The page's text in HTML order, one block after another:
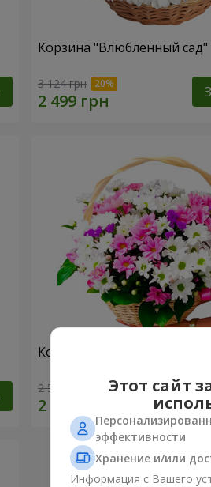
Корзина "Влюбленный сад"
3 124 грн
Корзина хризантем "Яркая
2 540 грн
Этот сайт
эффективности
Хранение и/или
Информация с Вашего